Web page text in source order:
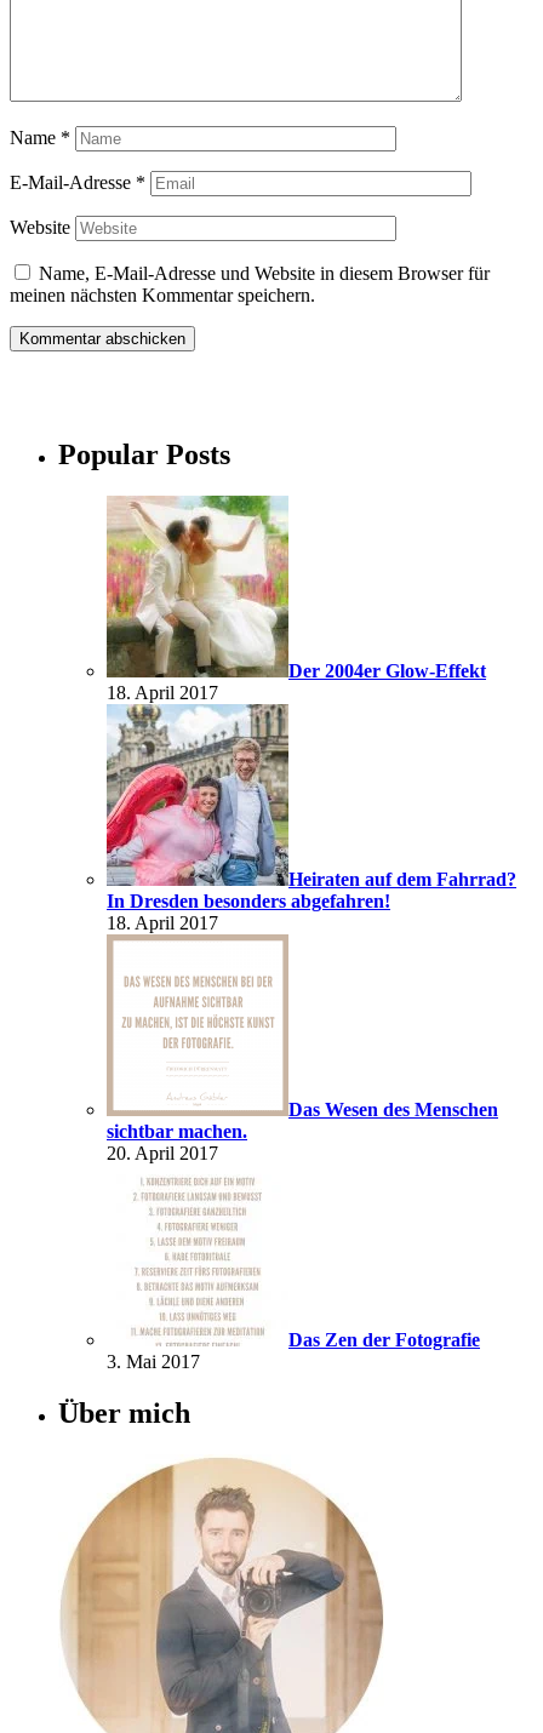
Name *
E-Mail-Adresse *
Website
Name, E-Mail-Adresse und Website in diesem Browser für
meinen nächsten Kommentar speichern.
Popular Posts
Der 2004er Glow-Effekt
18. April 2017
Heiraten auf dem Fahrrad?
In Dresden besonders abgefahren!
18. April 2017
Das Wesen des Menschen
sichtbar machen.
20. April 2017
Das Zen der Fotografie
3. Mai 2017
Über mich